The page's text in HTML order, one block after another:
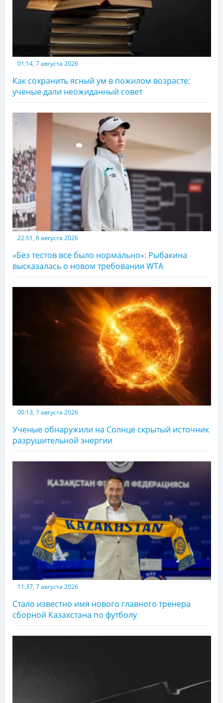
01:14, 7 августа 2026
Как сохранить ясный ум в пожилом возрасте:
ученые дали неожиданный совет
22:51, 6 августа 2026
«Без тестов все было нормально»: Рыбакина
высказалась о новом требовании WTA
00:13, 7 августа 2026
Ученые обнаружили на Солнце скрытый источник
разрушительной энергии
11:37, 7 августа 2026
Стало известно имя нового главного тренера
сборной Казахстана по футболу